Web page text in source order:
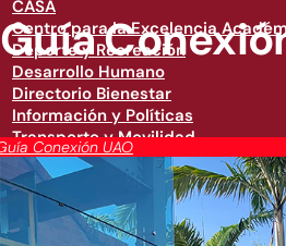
CASA
Centro para la Excelencia
Deporte y Recreación
Desarrollo Humano
Directorio Bienestar
Información y Políticas
Transporte y Movilidad
Conexión UAO
Guía